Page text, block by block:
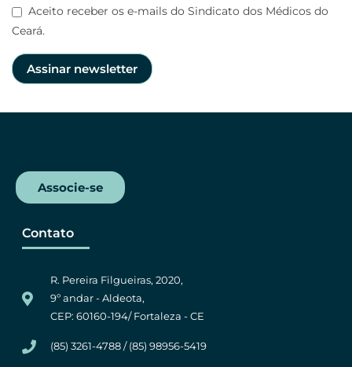
Aceito receber os e-mails do Sindicato dos Médicos do
Ceará.
Associe-se
Contato
R. Pereira Filgueiras, 2020,
9º andar - Aldeota,
CEP: 60160-194/ Fortaleza - CE
(85) 3261-4788 / (85) 98956-5419